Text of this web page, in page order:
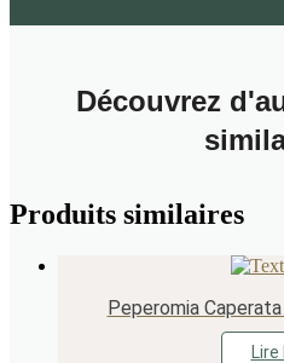
Découvrez
Produits similaires
Peperomia